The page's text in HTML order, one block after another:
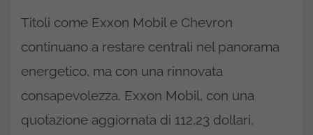
Titoli come Exxon Mobil e Chevron
continuano a restare centrali nel panorama
energetico, ma con una rinnovata
consapevolezza. Exxon Mobil, con una
quotazione aggiornata di 112,23 dollari,